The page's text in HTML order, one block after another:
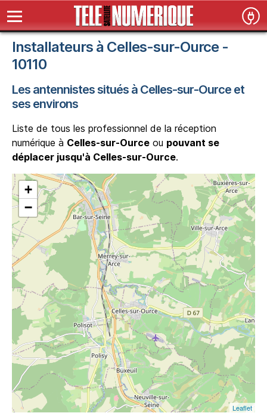
Installateurs à Celles-sur-Ource -
10110
Les antennistes situés à Celles-sur-Ource et
ses environs
Liste de tous les professionnel de la réception
numérique à Celles-sur-Ource ou pouvant se
déplacer jusqu'à Celles-sur-Ource.
+
−
Leaflet